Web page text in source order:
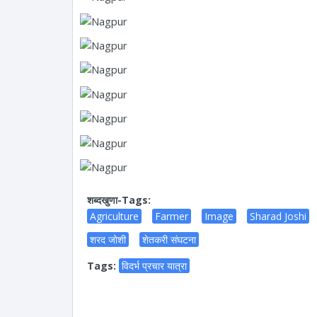
शब्दखुणा-Tags:
Agriculture
Farmer Image Sharad Joshi
शरद जोशी
शेतकरी संघटना
Tags: विदर्भ प्रचार यात्रा